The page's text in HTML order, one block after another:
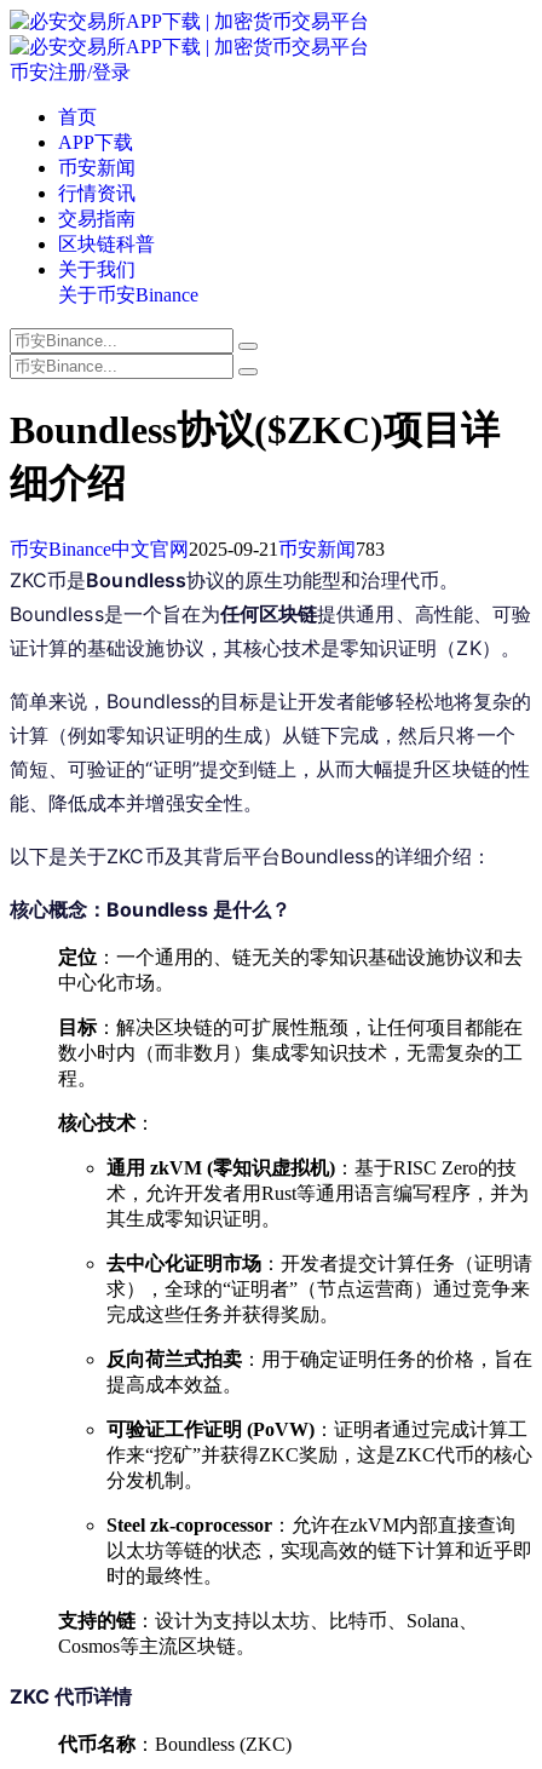
币安注册/登录
首页
APP下载
币安新闻
行情资讯
交易指南
区块链科普
关于我们
关于币安Binance
Boundless协议($ZKC)项目详
细介绍
币安Binance中文官网 2025-09-21币安新闻783
ZKC币是Boundless协议的原生功能型和治理代币。
Boundless是一个旨在为任何区块链提供通用、高性能、可验
证计算的基础设施协议，其核心技术是零知识证明（ZK）。
简单来说，Boundless的目标是让开发者能够轻松地将复杂的
计算（例如零知识证明的生成）从链下完成，然后只将一个
简短、可验证的“证明”提交到链上，从而大幅提升区块链的性
能、降低成本并增强安全性。
以下是关于ZKC币及其背后平台Boundless的详细介绍：
核心概念：Boundless 是什么？
定位 ：一个通用的、链无关的零知识基础设施协议和去
中心化市场。
目标：解决区块链的可扩展性瓶颈，让任何项目都能在
数小时内（而非数月）集成零知识技术，无需复杂的工
程。
核心技术 ：
通用 zkVM (零知识虚拟机) ：基于RISC Zero的技
术，允许开发者用Rust等通用语言编写程序，并为
其生成零知识证明。
去中心化证明市场 ：开发者提交计算任务（证明请
求），全球的“证明者”（节点运营商）通过竞争来
完成这些任务并获得奖励。
反向荷兰式拍卖 ：用于确定证明任务的价格，旨在
提高成本效益。
可验证工作证明 (PoVW) ：证明者通过完成计算工
作来“挖矿”并获得ZKC奖励，这是ZKC代币的核心
分发机制。
Steel zk-coprocessor ：允许在zkVM内部直接查询
以太坊等链的状态，实现高效的链下计算和近乎即
时的最终性。
支持的链 ：设计为支持以太坊、比特币、Solana、
Cosmos等主流区块链。
ZKC 代币详情
代币名称：Boundless (ZKC)